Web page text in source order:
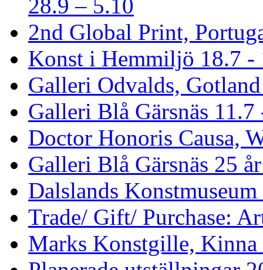
28.9 – 5.10
2nd Global Print,
Konst i Hemmiljö 18.7 -
Galleri Odvalds,
Galleri Blå Gärsnäs 11.7
Doctor Honoris Causa,
Galleri Blå Gärsnäs 25
Dalslands
Trade/ Gift/ Purchase:
Marks Konstgille, Kinna